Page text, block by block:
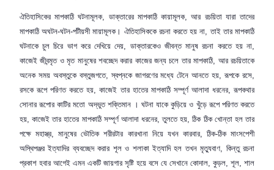
ঐতিহাসিকের মাপকাঠি ঘটনামূলক, ডাক্তারের মাপকাঠি কায়ামূলক,আর রচয়িতা যারা তাদের
মাপকাঠি অঘটন-ঘটন-পটীয়সী মায়ামূলক। ঐতিহাসিককে রচনা করতে হয় না,তাই তার মাপকাঠি
ঘটনাকে চুল চিরে ভাগ করে দেখিয়ে দেয়, ডাক্তারকেও জীবন্ত মানুষ রচনা করতে হয় না,
কাজেই জীবন্মৃতও মৃত মানুষের শবচ্ছেদ করার কাজের জন্য চলে তার মাপকাঠি, আর রচয়িতাকে
অনেক সময় অবস্তুকে বস্তুজগতে,স্বপ্নকে জাগরণের মধ্যে টেনে আনতে হয়,রূপকে রসে,
রসকে রূপে পরিণত করতে হয়,কাজেই তার হাতের মাপকাঠি সম্পূর্ণ আলাদা ধরনের,রূপকথার
সোনার রূপোর কাটির মতো অদ্ভুত শক্তিমান । ঘটনা যাকে কুড়িয়ে ও খুঁড়ে রূপে পরিণত করতে
হয়,কাজেই তার হাতের মাপকাঠি সম্পূর্ণ আলাদা ধরনের,তুলতে হয়,ঠিক ঠিক খোন্তা হল তার
পক্ষে মহাস্ত্র,মানুষের ভৌতিক শরীরটার কারখানা নিয়ে যখন কারবার, ঠিক-ঠিক মাংসপেশী
অস্থিপঞ্জর ইত্যাদির ব্যবচ্ছেদ করার শূল ও শলাকা ইত্যাদি হল তখন মৃত্যুবাণ, কিন্তু রচনা
প্রকাশ হবার আগেই এমন একটি জায়গার সৃষ্টি হয়ে বসে যে সেখানে কোদাল, কুড়ল, শূল, শাল